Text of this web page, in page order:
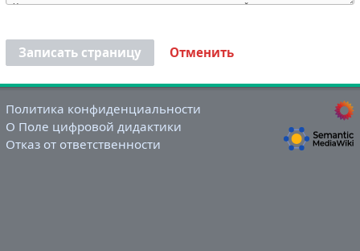
Записать страницу Отменить
Политика конфиденциальности
О Поле цифровой дидактики
Отказ от ответственности